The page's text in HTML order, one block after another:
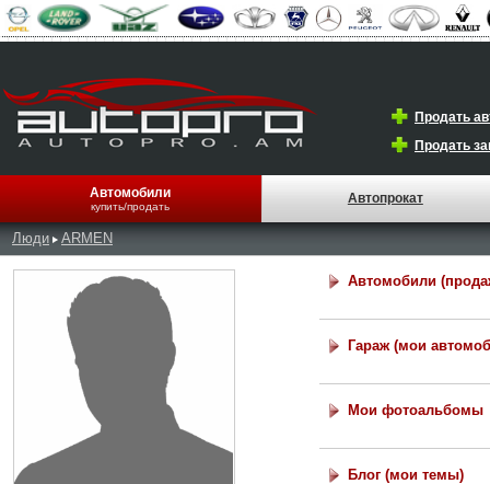
Продать
Продать
Автомобили
купить/продать
Автопрокат
Люди ARMEN
Автомобили
Гараж (мои
Мои фотоальбомы
Блог (мои темы)